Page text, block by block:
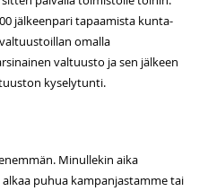
jälkeenpari tapaamista kunta-
omalla
valtuusto ja sen jälkeen
kyselytunti.
Minullekin aika
puhua kampanjastamme tai